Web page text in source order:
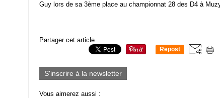
Guy lors de sa 3ème place au championnat 28 des D4 à
Partager cet article
Repost
S'inscrire à la newsletter
Vous aimerez aussi :